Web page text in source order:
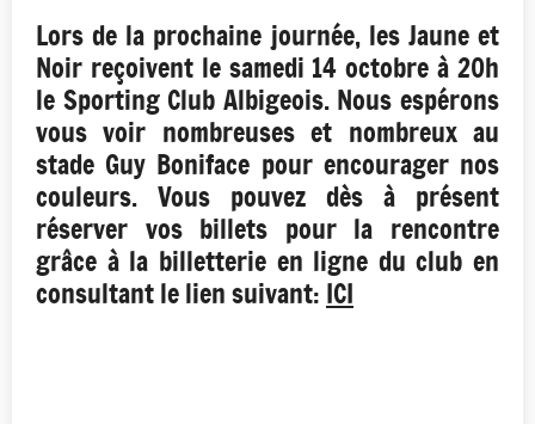
Lors de la prochaine journée, les Jaune et
Noir reçoivent le samedi 14 octobre à 20h
le Sporting Club Albigeois. Nous espérons
vous voir nombreuses et nombreux au
stade Guy Boniface pour encourager nos
couleurs. Vous pouvez dès à présent
réserver vos billets pour la rencontre
grâce à la billetterie en ligne du club en
consultant le lien suivant: ICI